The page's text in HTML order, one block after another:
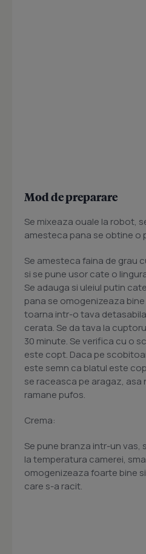
Mod de preparare
Se mixeaza ouale la robot,
amesteca pana se obtine o
Se amesteca faina de grau
si se pune usor cate o
Se adauga si uleiul putin
pana se omogenizeaza
toarna intr-o tava
cerata. Se da tava la
30 minute. Se verifica cu o
este copt. Daca pe
este semn ca blatul este
se raceasca pe aragaz, asa
ramane pufos.
Crema:
Se pune branza intr-un vas,
la temperatura camerei,
omogenizeaza foarte bine
care s-a racit.